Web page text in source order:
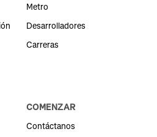
Metro
Desarrolladores
Carreras
COMENZAR
Contáctanos